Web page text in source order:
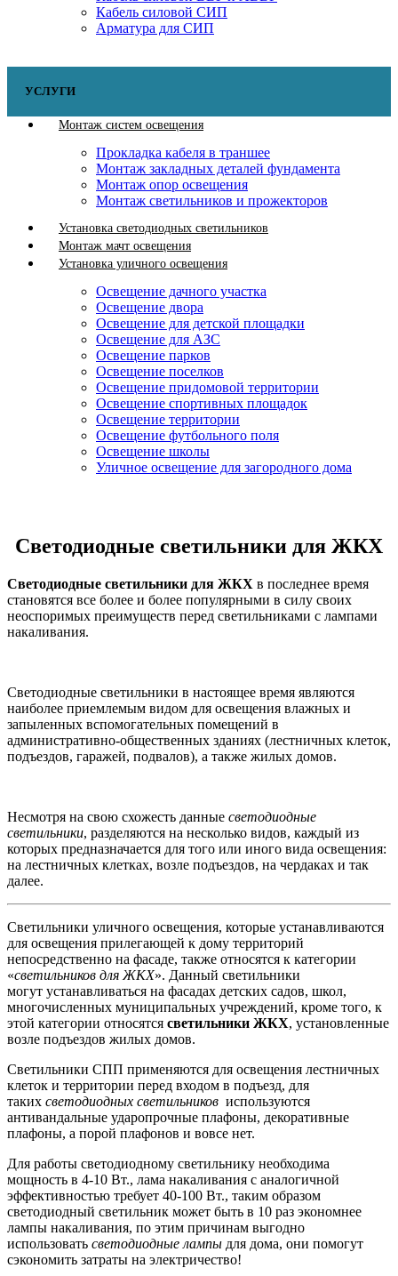
Кабель силовой СИП
Арматура для СИП
УСЛУГИ
Монтаж систем освещения
Прокладка кабеля в траншее
Монтаж закладных деталей фундамента
Монтаж опор освещения
Монтаж светильников и прожекторов
Установка светодиодных светильников
Монтаж мачт освещения
Установка уличного освещения
Освещение дачного участка
Освещение двора
Освещение для детской площадки
Освещение для АЗС
Освещение парков
Освещение поселков
Освещение придомовой территории
Освещение спортивных площадок
Освещение территории
Освещение футбольного поля
Освещение школы
Уличное освещение для загородного дома
Светодиодные светильники для ЖКХ
Светодиодные светильники для ЖКХ в последнее время
становятся все более и более популярными в силу своих
неоспоримых преимуществ перед светильниками с лампами
накаливания.
Светодиодные светильники в настоящее время являются
наиболее приемлемым видом для освещения влажных и
запыленных вспомогательных помещений в
административно-общественных зданиях (лестничных клеток,
подъездов, гаражей, подвалов), а также жилых домов.
Несмотря на свою схожесть данные светодиодные
светильники, разделяются на несколько видов, каждый из
которых предназначается для того или иного вида освещения:
на лестничных клетках, возле подъездов, на чердаках и так
далее.
Светильники уличного освещения, которые устанавливаются
для освещения прилегающей к дому территорий
непосредственно на фасаде, также относятся к категории
«светильников для ЖКХ». Данный светильники
могут устанавливаться на фасадах детских садов, школ,
многочисленных муниципальных учреждений, кроме того, к
этой категории относятся светильники ЖКХ, установленные
возле подъездов жилых домов.
Светильники СПП применяются для освещения лестничных
клеток и территории перед входом в подъезд, для
таких светодиодных светильников используются
антивандальные ударопрочные плафоны, декоративные
плафоны, а порой плафонов и вовсе нет.
Для работы светодиодному светильнику необходима
мощность в 4-10 Вт., лама накаливания с аналогичной
эффективностью требует 40-100 Вт., таким образом
светодиодный светильник может быть в 10 раз экономнее
лампы накаливания, по этим причинам выгодно
использовать светодиодные лампы для дома, они помогут
сэкономить затраты на электричество!